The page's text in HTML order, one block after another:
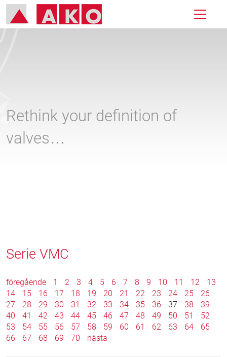
Rethink your definition of
valves…
Serie VMC
föregående 1 2 3 4 5 6 7 8 9 10 11 12
13
14
15 16 17 18 19 20 21 22 23 24 25
26
27
28 29 30 31 32 33 34 35 36 37 38
39
40
41 42 43 44 45 46 47 48 49 50 51
52
53
54 55 56 57 58 59 60 61 62 63 64
65
66
67 68 69 70 nästa